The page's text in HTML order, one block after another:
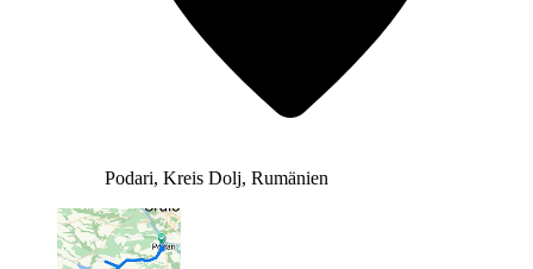
Podari, Kreis Dolj, Rumänien